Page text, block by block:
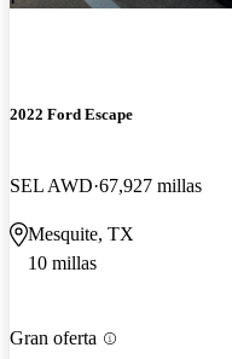
2022 Ford Escape
SEL AWD 67,927 millas
Mesquite, TX
10 millas
Gran oferta